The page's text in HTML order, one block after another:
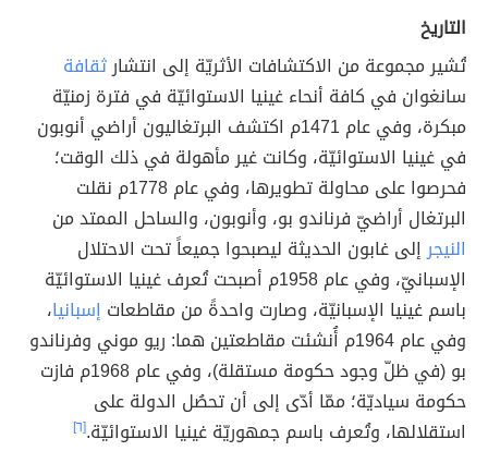
التاريخ
تُشير مجموعة من الاكتشافات الأثريّة إلى انتشارثقافة
سانغوان في كافة أنحاء غينيا الاستوائيّة في فترة زمنيّة
مبكرة، وفي عام 1471م اكتشف البرتغاليون أراضي أنوبون
في غينيا الاستوائيّة، وكانت غير مأهولة في ذلك الوقت؛
فحرصوا على محاولة تطويرها، وفي عام 1778م نقلت
البرتغال أراضيّ فرناندو بو، وأنوبون، والساحل الممتد من
النيجرإلى غابون الحديثة ليصبحوا جميعاً تحت الاحتلال
الإسبانيّ، وفي عام 1958م أصبحت تُعرف غينيا الاستوائيّة
باسم غينيا الإسبانيّة، وصارت واحدةً من مقاطعات إسبانيا،
وفي عام 1964م أُنشئت مقاطعتين هما: ريو موني وفرناندو
بو (في ظلّ وجود حكومة مستقلة)، وفي عام 1968م فازت
حكومة سياديّة؛ ممّا أدّى إلى أن تحصُل الدولة على
استقلالها، وتُعرف باسم جمهوريّة غينيا الاستوائيّة.[٦]